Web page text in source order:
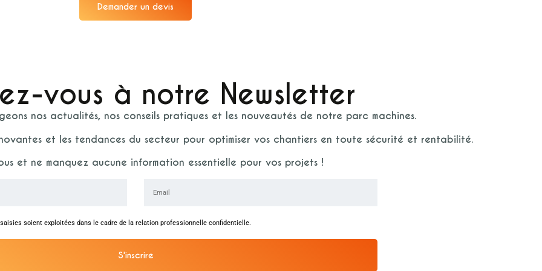
Demander un devis
vous à notre Newsletter
nos actualités, nos conseils pratiques et les nouveautés de notre parc machines.
et les tendances du secteur pour optimiser vos chantiers en toute sécurité et rentabilité.
et ne manquez aucune information essentielle pour vos projets !
soient exploitées dans le cadre de la relation professionnelle confidentielle.
S'inscrire